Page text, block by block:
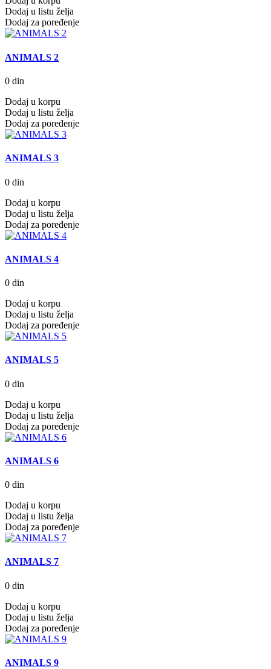
Dodaj u listu želja
Dodaj za poređenje
ANIMALS 2
0 din
Dodaj u korpu
Dodaj u listu želja
Dodaj za poređenje
ANIMALS 3
0 din
Dodaj u korpu
Dodaj u listu želja
Dodaj za poređenje
ANIMALS 4
0 din
Dodaj u korpu
Dodaj u listu želja
Dodaj za poređenje
ANIMALS 5
0 din
Dodaj u korpu
Dodaj u listu želja
Dodaj za poređenje
ANIMALS 6
0 din
Dodaj u korpu
Dodaj u listu želja
Dodaj za poređenje
ANIMALS 7
0 din
Dodaj u korpu
Dodaj u listu želja
Dodaj za poređenje
ANIMALS 9